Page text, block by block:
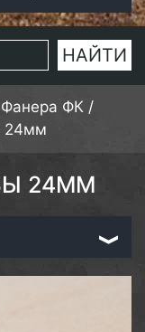
Фанера ФК /
24мм
24ММ